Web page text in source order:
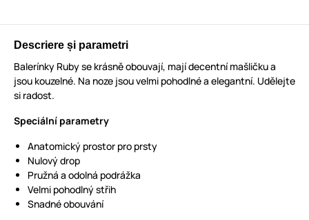
Descriere și parametri
Balerínky Ruby se krásně obouvají, mají decentní mašličku a
jsou kouzelné. Na noze jsou velmi pohodlné a elegantní. Udělejte
si radost.
Speciální parametry
Anatomický prostor pro prsty
Nulový drop
Pružná a odolná podrážka
Velmi pohodlný střih
Snadné obouvání